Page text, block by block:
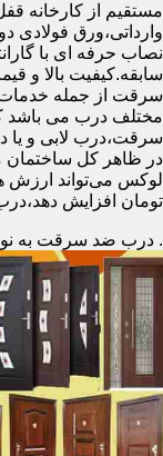
وارداتی،ورق
سابقه.کیفیت بالا و
سرقت از جمله خدمات
مختلف درب می باشد
سرقت،درب لابی و یا
در ظاهر کل ساختمان
تومان افزایش
. درب ضد سرقت به